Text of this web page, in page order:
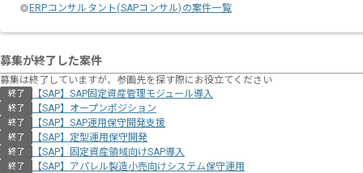
ERPコンサルタント(SAPコンサル)の案件一覧
募集が終了した案件
募集は終了していますが、参画先を探す際にお役立てください
終了 【SAP】SAP固定資産管理モジュール導入
終了 【SAP】オープンポジション
終了 【SAP】SAP運用保守開発支援
終了 【SAP】定型運用保守開発
終了 【SAP】固定資産領域向けSAP導入
終了 【SAP】アパレル製造小売向けシステム保守運用